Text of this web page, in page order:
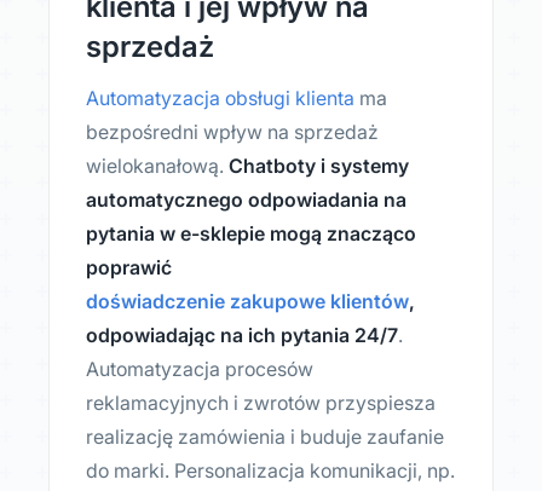
sprzedaż
Automatyzacja obsługi klienta ma
bezpośredni wpływ na sprzedaż
wielokanałową. Chatboty i systemy
automatycznego odpowiadania na
pytania w e-sklepie mogą znacząco
poprawić
doświadczenie zakupowe klientów,
odpowiadając na ich pytania 24/7.
Automatyzacja procesów
reklamacyjnych i zwrotów przyspiesza
realizację zamówienia i buduje zaufanie
do marki. Personalizacja komunikacji, np.